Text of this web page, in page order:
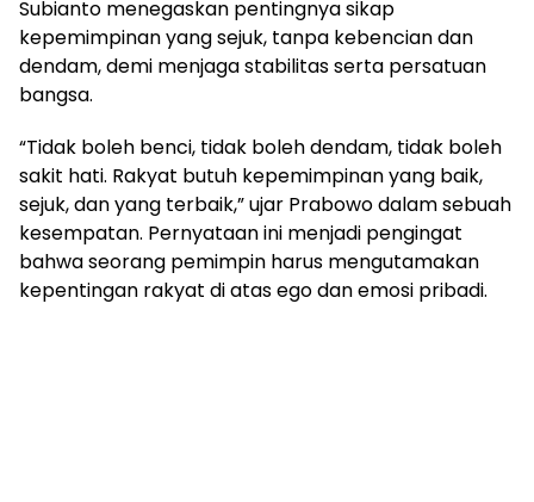
Subianto menegaskan pentingnya sikap
kepemimpinan yang sejuk, tanpa kebencian dan
dendam, demi menjaga stabilitas serta persatuan
bangsa.
“Tidak boleh benci, tidak boleh dendam, tidak boleh
sakit hati. Rakyat butuh kepemimpinan yang baik,
sejuk, dan yang terbaik,” ujar Prabowo dalam sebuah
kesempatan. Pernyataan ini menjadi pengingat
bahwa seorang pemimpin harus mengutamakan
kepentingan rakyat di atas ego dan emosi pribadi.